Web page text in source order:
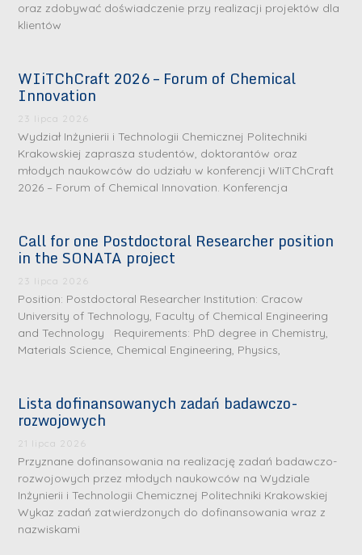
oraz zdobywać doświadczenie przy realizacji projektów dla
klientów
WIiTChCraft 2026 – Forum of Chemical
Innovation
23 lipca 2026
Wydział Inżynierii i Technologii Chemicznej Politechniki
Krakowskiej zaprasza studentów, doktorantów oraz
młodych naukowców do udziału w konferencji WIiTChCraft
2026 – Forum of Chemical Innovation. Konferencja
Call for one Postdoctoral Researcher position
in the SONATA project
23 lipca 2026
Position: Postdoctoral Researcher Institution: Cracow
University of Technology, Faculty of Chemical Engineering
and Technology Requirements: PhD degree in Chemistry,
Materials Science, Chemical Engineering, Physics,
Lista dofinansowanych zadań badawczo-
rozwojowych
21 lipca 2026
Przyznane dofinansowania na realizację zadań badawczo-
rozwojowych przez młodych naukowców na Wydziale
Inżynierii i Technologii Chemicznej Politechniki Krakowskiej
Wykaz zadań zatwierdzonych do dofinansowania wraz z
nazwiskami
D
D